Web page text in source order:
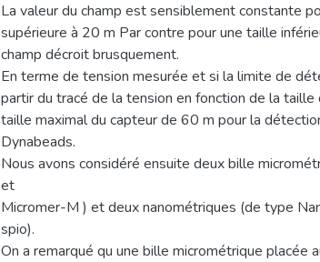
La valeur du champ est sensiblement constante
supérieure à 20 m Par contre pour une taille
champ décroit brusquement.
En terme de tension mesurée et si la limite de
partir du tracé de la tension en fonction de la taille
taille maximal du capteur de 60 m pour la
Dynabeads.
Nous avons considéré ensuite deux bille
et
Micromer-M ) et deux nanométriques (de type
spio).
On a remarqué qu une bille micrométrique placée